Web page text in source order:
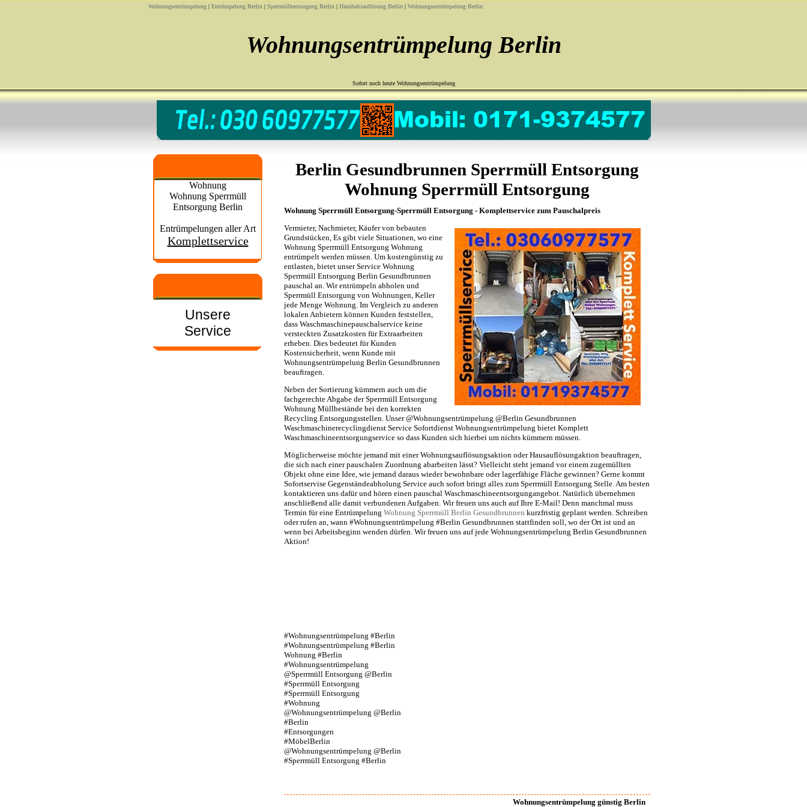
Wohnungsentrümpelung | Entrümpelung Berlin | Sperrmüllentsorgung Berlin | Haushaltsauflösung Berlin | Wohnungsentrümpelung Berlin
Wohnungsentrümpelung Berlin
Sofort noch heute Wohnungsentrümpelung
Wohnung
Wohnung Sperrmüll
Entsorgung Berlin
Entrümpelungen aller Art
Komplettservice
Unsere
Service
Berlin Gesundbrunnen Sperrmüll Entsorgung
Wohnung Sperrmüll Entsorgung
Wohnung Sperrmüll Entsorgung-Sperrmüll Entsorgung - Komplettservice zum Pauschalpreis
Vermieter, Nachmieter, Käufer von bebauten
Grundstücken, Es gibt viele Situationen, wo eine
Wohnung Sperrmüll Entsorgung Wohnung
entrümpelt werden müssen. Um kostengünstig zu
entlasten, bietet unser Service Wohnung
Sperrmüll Entsorgung Berlin Gesundbrunnen
pauschal an. Wir entrümpeln abholen und
Sperrmüll Entsorgung von Wohnungen, Keller
jede Menge Wohnung. Im Vergleich zu anderen
lokalen Anbietern können Kunden feststellen,
dass Waschmaschinepauschalservice keine
versteckten Zusatzkosten für Extraarbeiten
erheben. Dies bedeutet für Kunden
Kostensicherheit, wenn Kunde mit
Wohnungsentrümpelung Berlin Gesundbrunnen
beauftragen.
Neben der Sortierung kümmern auch um die
fachgerechte Abgabe der Sperrmüll Entsorgung
Wohnung Müllbestände bei den korrekten
Recycling Entsorgungsstellen. Unser @Wohnungsentrümpelung @Berlin Gesundbrunnen
Waschmaschinerecyclingdienst Service Sofortdienst Wohnungsentrümpelung bietet Komplett
Waschmaschineentsorgungservice so dass Kunden sich hierbei um nichts kümmern müssen.
Möglicherweise möchte jemand mit einer Wohnungsauflösungsaktion oder Hausauflösungaktion beauftragen,
die sich nach einer pauschalen Zuordnung abarbeiten lässt? Vielleicht steht jemand vor einem zugemüllten
Objekt ohne eine Idee, wie jemand daraus wieder bewohnbare oder lagerfähige Fläche gewinnen? Gerne kommt
Sofortservise Gegenständeabholung Service auch sofort bringt alles zum Sperrmüll Entsorgung Stelle. Am besten
kontaktieren uns dafür und hören einen pauschal Waschmaschineentsorgungangebot. Natürlich übernehmen
anschließend alle damit verbundenen Aufgaben. Wir freuen uns auch auf Ihre E-Mail! Denn manchmal muss
Termin für eine Entrümpelung Wohnung Sperrmüll Berlin Gesundbrunnen kurzfristig geplant werden. Schreiben
oder rufen an, wann #Wohnungsentrümpelung #Berlin Gesundbrunnen stattfinden soll, wo der Ort ist und an
wenn bei Arbeitsbeginn wenden dürfen. Wir freuen uns auf jede Wohnungsentrümpelung Berlin Gesundbrunnen
Aktion!
#Wohnungsentrümpelung #Berlin
#Wohnungsentrümpelung #Berlin
Wohnung #Berlin
#Wohnungsentrümpelung
@Sperrmüll Entsorgung @Berlin
#Sperrmüll Entsorgung
#Sperrmüll Entsorgung
#Wohnung
@Wohnungsentrümpelung @Berlin
#Berlin
#Entsorgungen
#MöbelBerlin
@Wohnungsentrümpelung @Berlin
#Sperrmüll Entsorgung #Berlin
Wohnungsentrümpelung günstig Berlin